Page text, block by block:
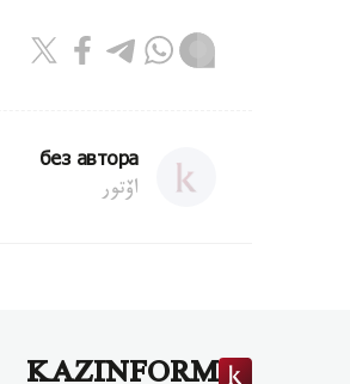
без автора
اۆتور